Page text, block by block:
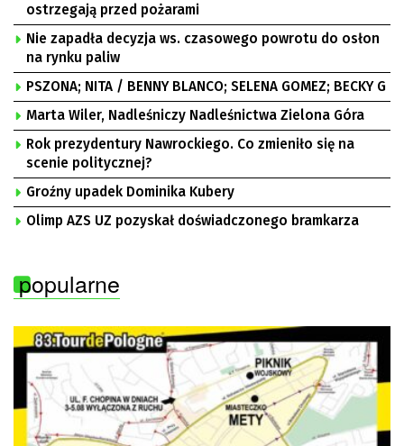
ostrzegają przed pożarami
Nie zapadła decyzja ws. czasowego powrotu do osłon
na rynku paliw
PSZONA; NITA / BENNY BLANCO; SELENA GOMEZ; BECKY G
Marta Wiler, Nadleśniczy Nadleśnictwa Zielona Góra
Rok prezydentury Nawrockiego. Co zmieniło się na
scenie politycznej?
Groźny upadek Dominika Kubery
Olimp AZS UZ pozyskał doświadczonego bramkarza
popularne